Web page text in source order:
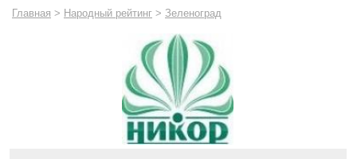
Главная > Народный рейтинг > Зеленоград